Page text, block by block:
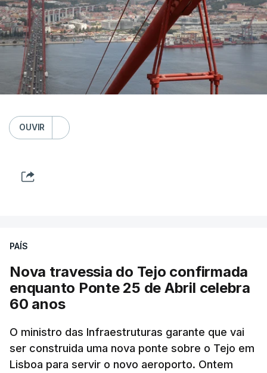
OUVIR
PAÍS
Nova travessia do Tejo confirmada
enquanto Ponte 25 de Abril celebra
60 anos
O ministro das Infraestruturas garante que vai
ser construida uma nova ponte sobre o Tejo em
Lisboa para servir o novo aeroporto. Ontem